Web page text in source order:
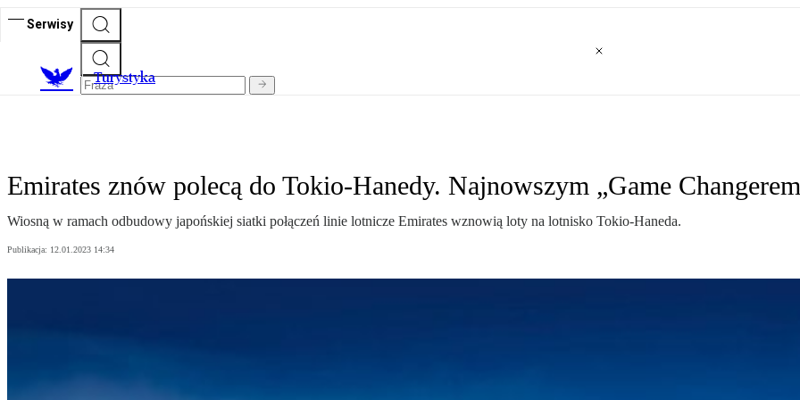
Serwisy
Turystyka
Emirates znów polecą do Tokio-Hanedy. Najnowszym „Game
Wiosną w ramach odbudowy japońskiej siatki połączeń linie lotnicze Emirates wznowią loty na lotnisko Tokio-Haneda.
Publikacja: 12.01.2023 14:34